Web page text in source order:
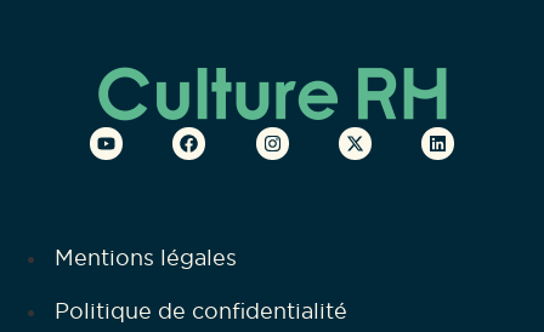
Mentions légales
Politique de confidentialité